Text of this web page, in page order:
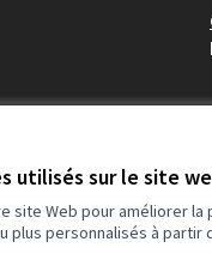
utilisés sur le site
site Web pour améliorer
personnalisés à partir